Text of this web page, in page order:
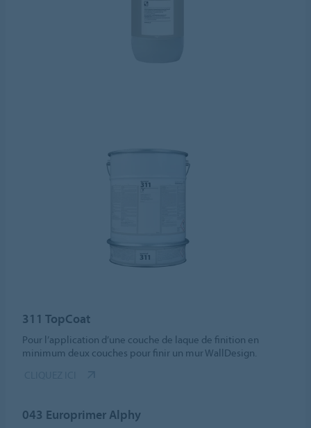
311 TopCoat
Pour l’application d’une couche de laque de finition en
minimum deux couches pour finir un mur WallDesign.
043 Europrimer Alphy